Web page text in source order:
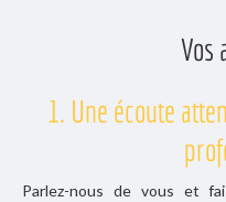
Vos
1. Une écoute
Parlez-nous de vous et